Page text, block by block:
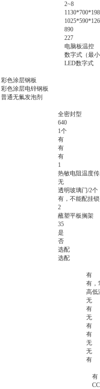
2~8
890
227
电脑板温控
数字式（最小
LED数字式
彩色涂层钢板
彩色涂层电锌钢板
普通无氟发泡剂
全密封型
640
1个
有
有
有
1
热敏电阻温度
无
透明玻璃门/2个
有，不能配挂锁
2
蘸塑平板搁架
35
是
否
选配
选配
有
有，
高低
无
有
无
有
有
无
无
有
有